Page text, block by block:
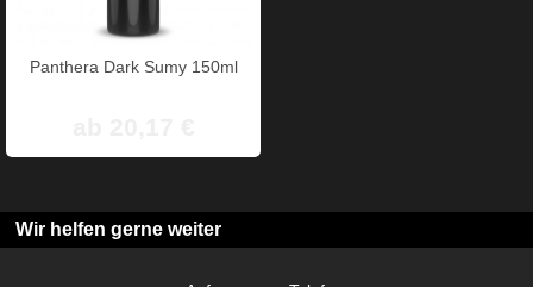
Panthera Dark Sumy 150ml
Wir helfen gerne weiter